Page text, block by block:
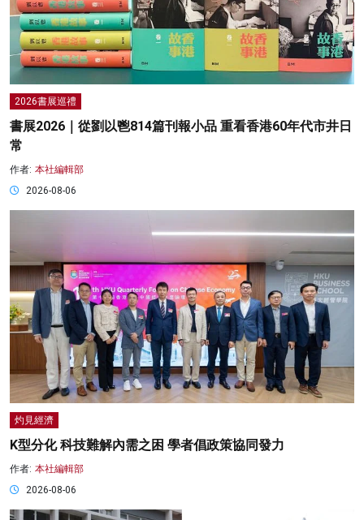
2026書展巡禮
書展2026｜從劉以鬯814篇刊報小品 重看香港60年代市井日
常
作者: 本社編輯部
2026-08-06
灼見經濟
K型分化 科技難解內需之困 學者倡政策協同發力
作者: 本社編輯部
2026-08-06